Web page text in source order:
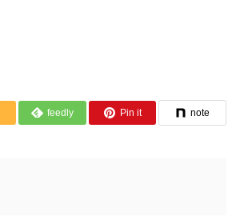
feedly Pin it note